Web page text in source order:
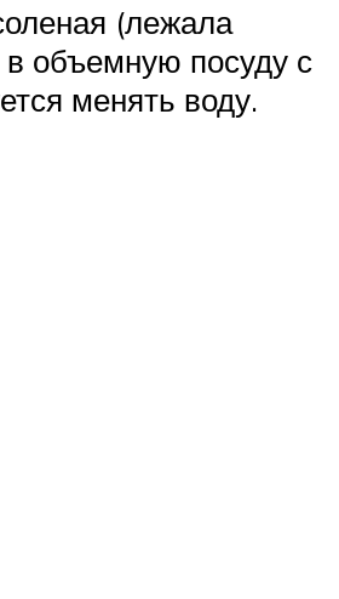
(лежала
объемную посуду с
менять воду.